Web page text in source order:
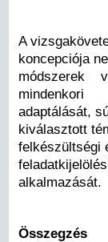
A
koncepciója
módszerek
mindenkori
adaptálását,
kiválasztott
felkészültségi
alkalmazását.
Összegzés